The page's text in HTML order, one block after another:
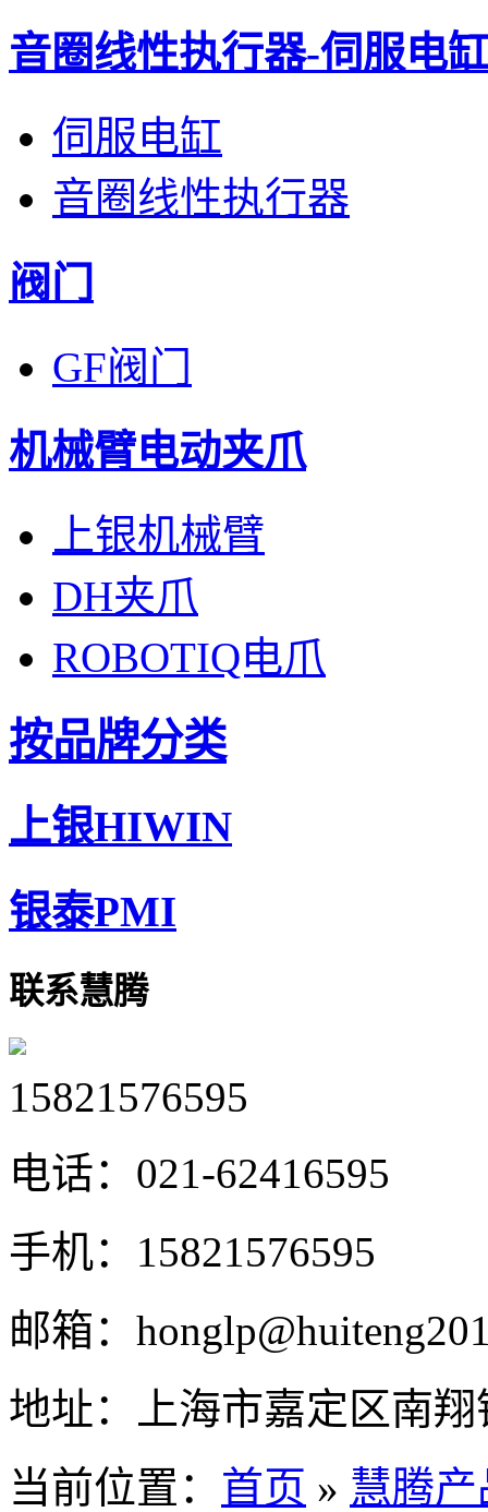
音圈线性执行器-伺服电
伺服电缸
音圈线性执行器
阀门
GF阀门
机械臂电动夹爪
上银机械臂
DH夹爪
ROBOTIQ电爪
按品牌分类
上银HIWIN
银泰PMI
联系慧腾
15821576595
电话： 021-62416595
手机： 15821576595
邮箱：
地址：
上海市嘉定区南
当前位置： 首页 » 慧腾